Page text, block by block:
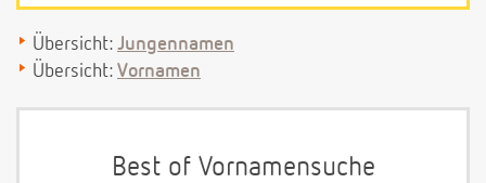
Übersicht: Jungennamen
Übersicht: Vornamen
Best of Vornamensuche